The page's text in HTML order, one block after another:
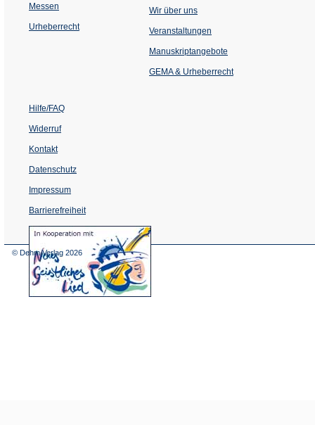
Messen
Urheberrecht
Wir über uns
Veranstaltungen
einem
Tab)
Manuskriptangebote
GEMA & Urheberrecht
Hilfe/FAQ
Widerruf
Kontakt
Datenschutz
Impressum
Barrierefreiheit
(Öffnet
in
© Dehm Verlag 2026